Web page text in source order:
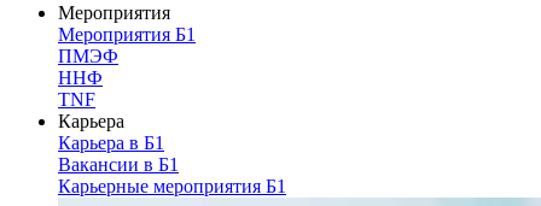
Мероприятия
Мероприятия Б1
ПМЭФ
ННФ
TNF
Карьера
Карьера в Б1
Вакансии в Б1
Карьерные мероприятия Б1